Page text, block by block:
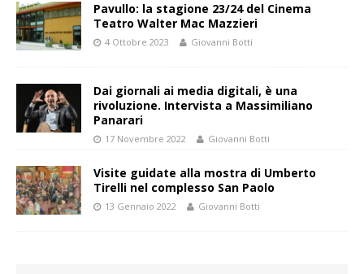
Pavullo: la stagione 23/24 del Cinema
Teatro Walter Mac Mazzieri
4 Ottobre 2023 Giovanni Botti
Dai giornali ai media digitali, è una
rivoluzione. Intervista a Massimiliano
Panarari
17 Novembre 2022 Giovanni Botti
Visite guidate alla mostra di Umberto
Tirelli nel complesso San Paolo
13 Gennaio 2022 Giovanni Botti